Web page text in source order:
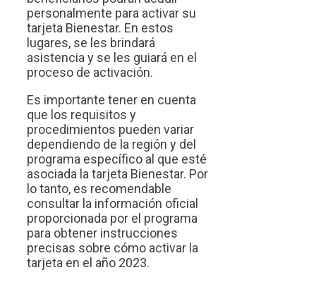
personalmente para activar su
tarjeta Bienestar. En estos
lugares, se les brindará
asistencia y se les guiará en el
proceso de activación.
Es importante tener en cuenta
que los requisitos y
procedimientos pueden variar
dependiendo de la región y del
programa específico al que esté
asociada la tarjeta Bienestar. Por
lo tanto, es recomendable
consultar la información oficial
proporcionada por el programa
para obtener instrucciones
precisas sobre cómo activar la
tarjeta en el año 2023.